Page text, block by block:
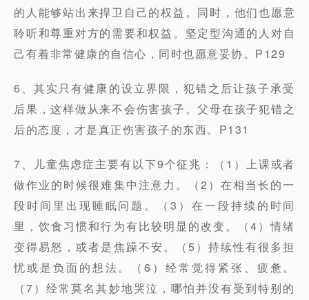
的人能够站出来捍卫自己的权益。同时，他们也愿意
聆听和尊重对方的需要和权益。坚定型沟通的人对自
己有着非常健康的自信心，同时也愿意妥协。P129
6、其实只有健康的设立界限，犯错之后让孩子承受
后果，这样做从来不会伤害孩子。父母在孩子犯错之
后的态度，才是真正伤害孩子的东西。P131
7、儿童焦虑症主要有以下9个征兆：（1）上课或者
做作业的时候很难集中注意力。（2）在相当长的一
段时间里出现睡眠问题。（3）在一段持续的时间
里，饮食习惯和行为有比较明显的改变。（4）情绪
变得易怒，或者是焦躁不安。（5）持续性有很多担
忧或是负面的想法。（6）经常觉得紧张、疲惫。
（7）经常莫名其妙地哭泣，哪怕并没有受到特别的